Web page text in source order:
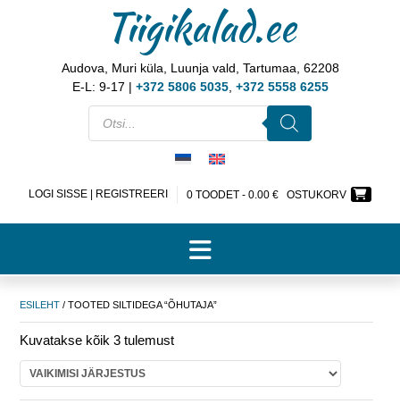
Tiigikalad.ee
Audova, Muri küla, Luunja vald, Tartumaa, 62208
E-L: 9-17 | +372 5806 5035, +372 5558 6255
LOGI SISSE | REGISTREERI 0 TOODET - 0.00 € OSTUKORV
ESILEHT / TOOTED SILTIDEGA “ÕHUTAJA”
Kuvatakse kõik 3 tulemust